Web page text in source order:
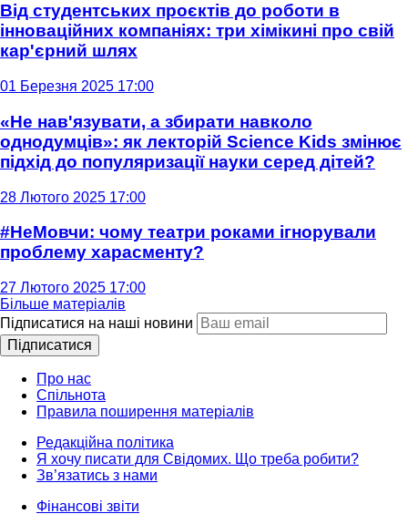
Від студентських проєктів до роботи в
інноваційних компаніях: три хімікині про свій
кар'єрний шлях
01 Березня 2025 17:00
«Не нав'язувати, а збирати навколо
однодумців»: як лекторій Science Kids змінює
підхід до популяризації науки серед дітей?
28 Лютого 2025 17:00
#НеМовчи: чому театри роками ігнорували
проблему харасменту?
27 Лютого 2025 17:00
Більше матеріалів
Підписатися на наші новини
Підписатися
Про нас
Спільнота
Правила поширення матеріалів
Редакційна політика
Я хочу писати для Свідомих. Що треба робити?
Зв’язатись з нами
Фінансові звіти